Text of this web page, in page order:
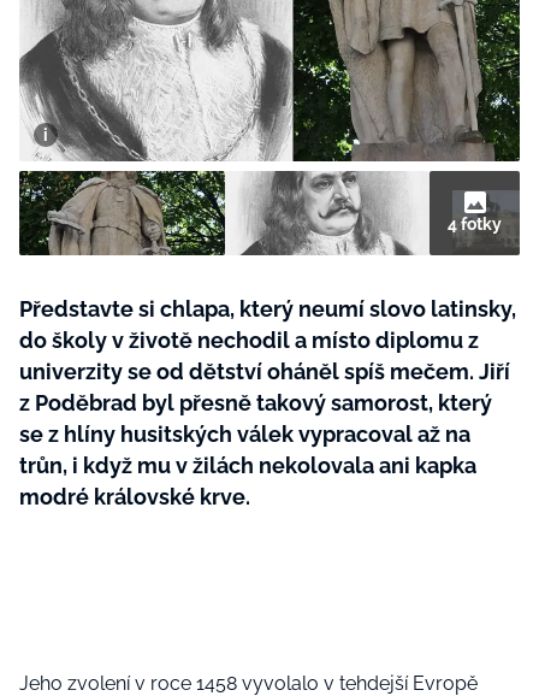
Tvoření
Rady a tipy
BurdaMedia
Extra
SVĚT ŽENY - 599 KČ
ROČNÍ PŘEDPLATNÉ SVĚT ŽENY +
SADA PRODUKTŮ MANA (10 ks)
4 fotky
Představte si chlapa, který neumí slovo latinsky,
do školy v životě nechodil a místo diplomu z
univerzity se od dětství oháněl spíš mečem. Jiří
z Poděbrad byl přesně takový samorost, který
se z hlíny husitských válek vypracoval až na
trůn, i když mu v žilách nekolovala ani kapka
modré královské krve.
Jeho zvolení v roce 1458 vyvolalo v tehdejší Evropě